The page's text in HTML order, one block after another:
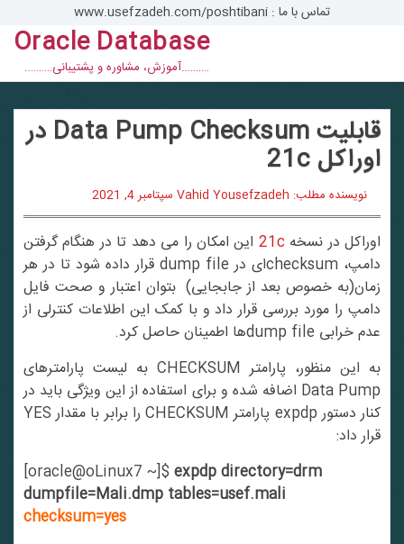
تماس با ما : www.usefzadeh.com/poshtibani
Oracle Database
……….آموزش، مشاوره و پشتیبانی……….
قابلیت Data Pump Checksum در
اوراکل 21c
نویسنده مطلب: Vahid Yousefzadeh سپتامبر 4, 2021
اوراکل در نسخه21cاین امکان را می دهد تا در هنگام گرفتن
دامپ، checksumای در dump file قرار داده شود تا در هر
زمان(به خصوص بعد از جابجایی) بتوان اعتبار و صحت فایل
دامپ را مورد بررسی قرار داد و با کمک این اطلاعات کنترلی از
عدم خرابی dump fileها اطمینان حاصل کرد.
به این منظور، پارامتر CHECKSUM به لیست پارامترهای
Data Pump اضافه شده و برای استفاده از این ویژگی باید در
کنار دستور expdp پارامتر CHECKSUM را برابر با مقدار YES
قرار داد:
[oracle@oLinux7 ~]$expdp directory=drm
dumpfile=Mali.dmp tables=usef.mali
checksum=yes